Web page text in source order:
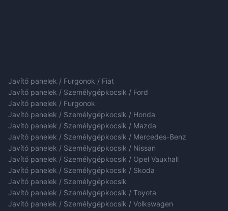
Javító panelek / Furgonok / Fiat
Javító panelek / Személygépkocsik / Ford
Javító panelek / Furgonok
Javító panelek / Személygépkocsik / Honda
Javító panelek / Személygépkocsik / Mazda
Javító panelek / Személygépkocsik / Mercedes-Benz
Javító panelek / Személygépkocsik / Nissan
Javító panelek / Személygépkocsik / Opel Vauxhall
Javító panelek / Személygépkocsik / Skoda
Javító panelek / Személygépkocsik
Javító panelek / Személygépkocsik / Toyota
Javító panelek / Személygépkocsik / Volkswagen